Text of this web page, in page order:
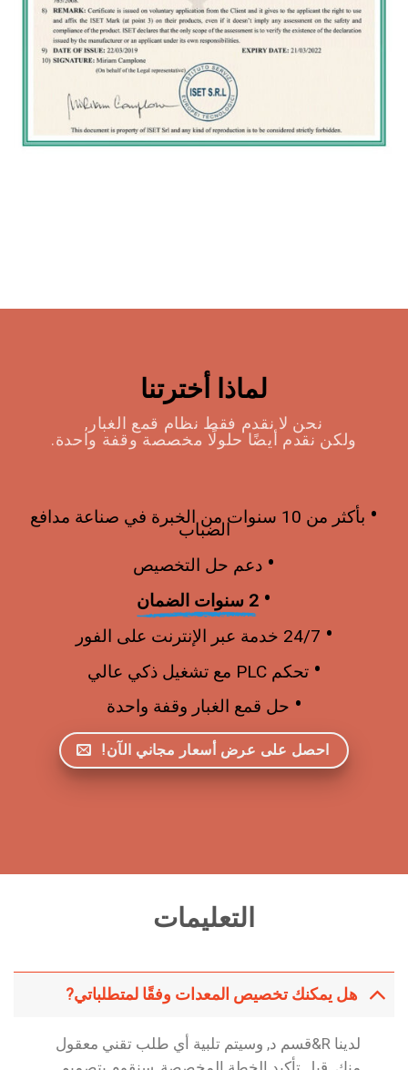
لماذا أخترتنا
نحن لا نقدم فقط نظام قمع الغبار,
ولكن نقدم أيضًا حلولًا مخصصة وقفة واحدة.
• بأكثر من 10 سنوات من الخبرة في صناعة مدافع
الضباب
• دعم حل التخصيص
• 2 سنوات الضمان
•
• تحكم PLC مع تشغيل ذكي عالي
• حل قمع الغبار وقفة واحدة
احصل على عرض أسعار مجاني الآن!
التعليمات
هل يمكنك تخصيص المعدات وفقًا لمتطلباتي?
لدينا R&قسم د, وسيتم تلبية أي طلب تقني معقول